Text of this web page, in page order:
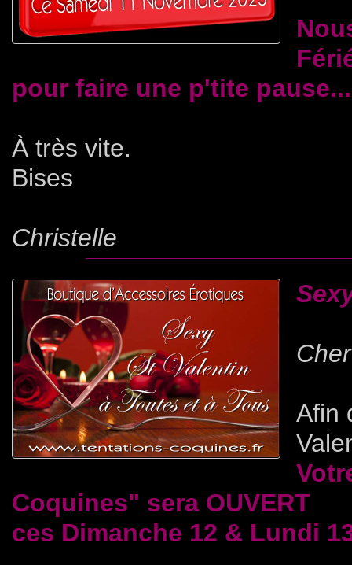
pour faire une p'tite pause...
À très vite.
Bises
Christelle
Afin
Coquines" sera OUVERT
ces Dimanche 12 & Lundi